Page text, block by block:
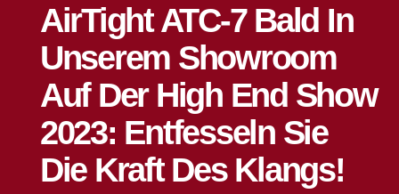
AirTight ATC-7 Bald In
Unserem Showroom
Auf Der High End Show
2023: Entfesseln Sie
Die Kraft Des Klangs!